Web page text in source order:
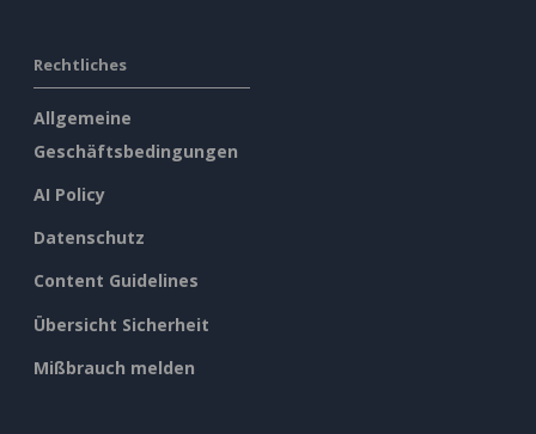
Rechtliches
Allgemeine
Geschäftsbedingungen
AI Policy
Datenschutz
Content Guidelines
Übersicht Sicherheit
Mißbrauch melden